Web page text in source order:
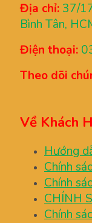
Địa chỉ: 37/
Bình Tân,
Điện thoại:
Theo dõi
Về Khách
Hướng
Chính
Chính
CHÍNH
Chính